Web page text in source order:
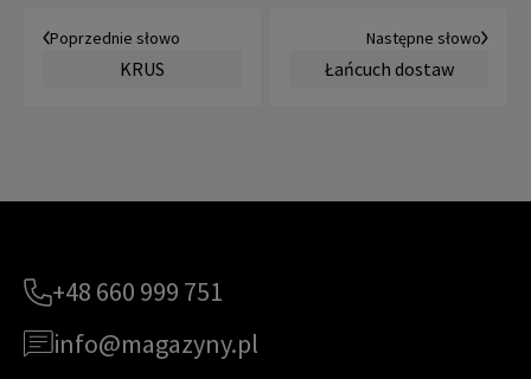
Poprzednie słowo
KRUS
Następne słowo
Łańcuch dostaw
+48 660 999 751
info@magazyny.pl